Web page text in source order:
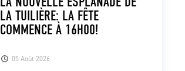
05 Août 2026
LA TUILIÈRE: LA FÊTE
COMMENCE À 16H00!